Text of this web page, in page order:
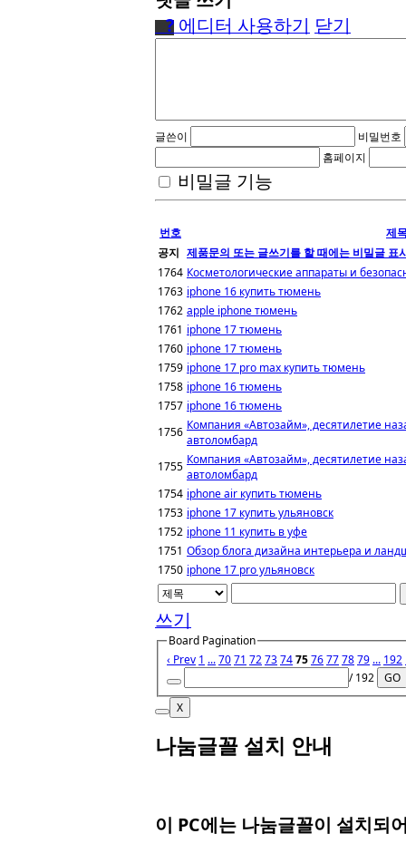
●? 에디터 사용하기 닫기
글쓴이
비밀번호
홈페이지
비밀글 기능
번호
제
공지 제품문의 또는 글쓰기를 할 때에는 비밀글 표
1764 Косметологические аппараты и
1763 iphone 16 купить тюмень
1762 apple iphone тюмень
1761 iphone 17 тюмень
1760 iphone 17 тюмень
1759 iphone 17 pro max купить тюмень
1758 iphone 16 тюмень
1757 iphone 16 тюмень
1756 Компания «Автозайм», десятилетие
автоломбард
1755 Компания «Автозайм», десятилетие
автоломбард
1754 iphone air купить тюмень
1753 iphone 17 купить ульяновск
1752 iphone 11 купить в уфе
1751 Обзор блога дизайна интерьера и
1750 iphone 17 pro ульяновск
쓰기
Board Pagination
‹ Prev 1 ...7071 7273747576777879 ... 192
/ 192
GO
X
나눔글꼴 설치 안내
이 PC에는 나눔글꼴이 설치되